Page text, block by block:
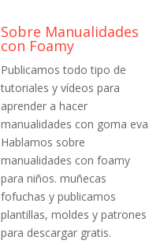
Sobre Manualidades
con Foamy
Publicamos todo tipo de
tutoriales y vídeos para
aprender a hacer
manualidades con goma eva.
Hablamos sobre
manualidades con foamy
para niños. muñecas
fofuchas y publicamos
plantillas, moldes y patrones
para descargar gratis.